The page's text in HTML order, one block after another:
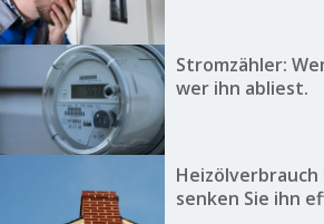
Stromzähler:
wer ihn abliest.
Heizölverbrauch
senken Sie ihn